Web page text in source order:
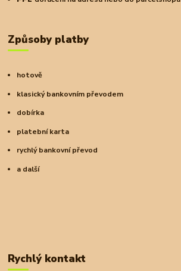
Způsoby platby
hotově
klasický bankovním převodem
dobírka
platební karta
rychlý bankovní převod
a další
Rychlý kontakt